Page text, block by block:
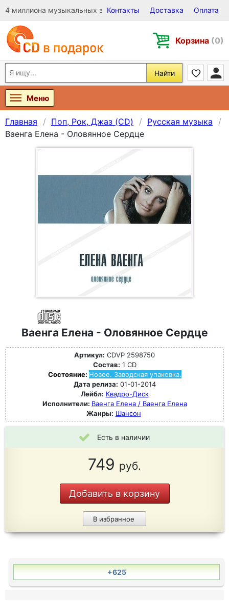
4 миллиона музыкальных записей на Виниле, CD и DVD
Контакты Доставка Оплата
Корзина (0)
Найти
Меню
Главная Поп, Рок, Джаз (CD)
Русская музыка
Ваенга Елена - Оловянное Сердце
Ваенга Елена - Оловянное Сердце
Артикул: CDVP 2598750
Состав: 1 CD
Состояние: Новое. Заводская упаковка.
Дата релиза: 01-01-2014
Лейбл: Квадро-Диск
Исполнители: Ваенга Елена / Ваенга Елена
Жанры: Шансон
Есть в наличии
749 руб.
Добавить в корзину
В избранное
+625